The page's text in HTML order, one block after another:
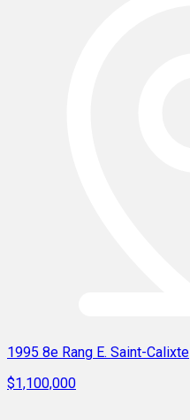
1995 8e Rang E. Saint-Calixte
$1,100,000